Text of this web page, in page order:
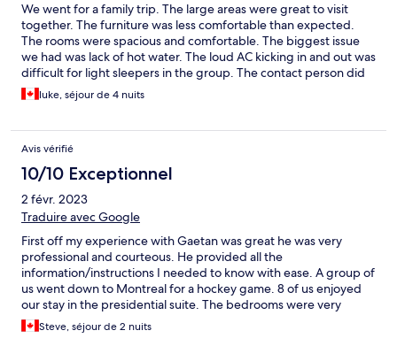
We went for a family trip. The large areas were great to visit
together. The furniture was less comfortable than expected.
The rooms were spacious and comfortable. The biggest issue
we had was lack of hot water. The loud AC kicking in and out was
difficult for light sleepers in the group. The contact person did
deal with issue as quick as possible, which was nice but would
have been nice to been addressed before arriving.
luke, séjour de 4 nuits
Avis vérifié
10/10 Exceptionnel
2 févr. 2023
Traduire avec Google
First off my experience with Gaetan was great he was very
professional and courteous. He provided all the
information/instructions I needed to know with ease. A group of
us went down to Montreal for a hockey game. 8 of us enjoyed
our stay in the presidential suite. The bedrooms were very
spacious and nice with an ensuite in every room. The kitchen
and living area is huge with lots of space to entertain. The tv and
Steve, séjour de 2 nuits